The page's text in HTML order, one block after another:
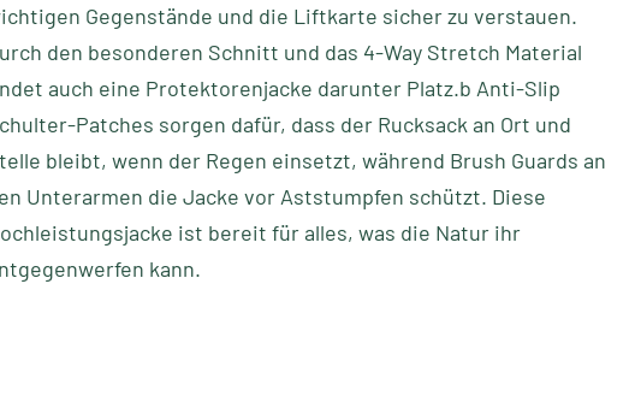
Gegenstände und die Liftkarte sicher zu verstauen.
den besonderen Schnitt und das 4-Way Stretch Material
auch eine Protektorenjacke darunter Platz.b Anti-Slip
Patches sorgen dafür, dass der Rucksack an Ort und
bleibt, wenn der Regen einsetzt, während Brush Guards an
Unterarmen die Jacke vor Aststumpfen schützt. Diese
ist bereit für alles, was die Natur ihr
kann.